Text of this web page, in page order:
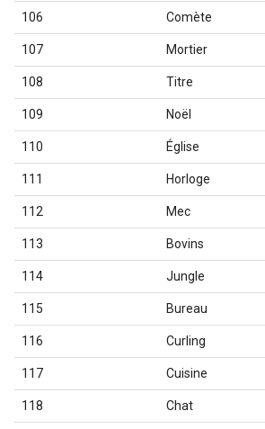
106 Comète
107 Mortier
108 Titre
109 Noël
110 Église
111 Horloge
112 Mec
113 Bovins
114 Jungle
115 Bureau
116 Curling
117 Cuisine
118 Chat